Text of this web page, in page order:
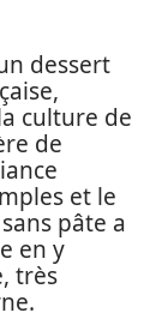
dessert
culture de
de
et le
pâte a
en y
très